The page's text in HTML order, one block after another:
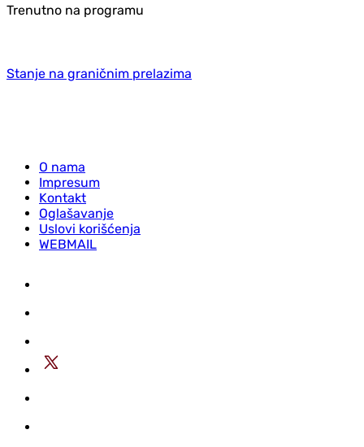
Trenutno na programu
Stanje na graničnim prelazima
O nama
Impresum
Kontakt
Oglašavanje
Uslovi korišćenja
WEBMAIL